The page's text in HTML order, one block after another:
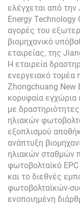
ελέγχεται από
Energy Technology
αγορές του
βιομηχανικό
εταιρείας, της
Η εταιρεία
ενεργειακό τομέα
Zhongchuang New
κορυφαία εγχώρια
με
ηλιακών
εξοπλισμού
ανάπτυξη
ηλιακών σταθμών
φωτοβολταϊκό
και το διεθνές
φωτοβολταϊκών-
ενοποιημένη